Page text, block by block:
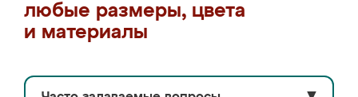
любые размеры, цвета
и материалы